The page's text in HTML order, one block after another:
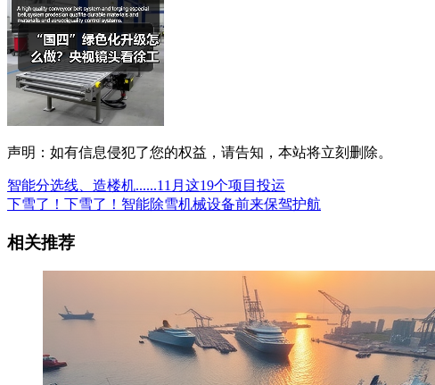
声明：如有信息侵犯了您的权益，请告知，本站将立刻删除。
智能分选线、造楼机......11月这19个项目投运
下雪了！下雪了！智能除雪机械设备前来保驾护航
相关推荐